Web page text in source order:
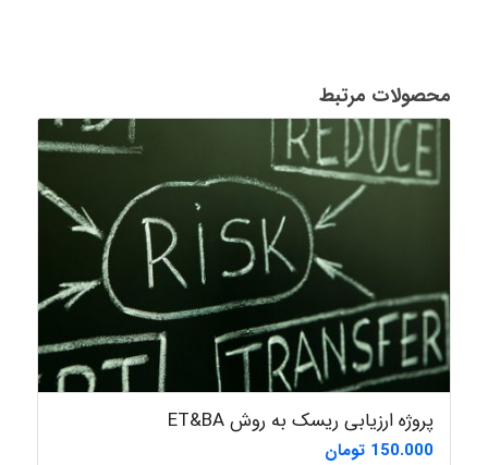
محصولات مرتبط
پروژه ارزیابی ریسک به روش ET&BA
150.000 تومان